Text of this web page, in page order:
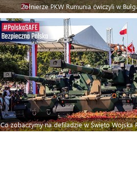
Żołnierze PKW Rumunia ćwiczyli w
Co zobaczymy na defiladzie w Święto Wojska